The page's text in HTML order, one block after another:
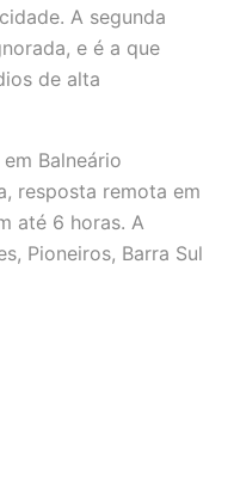
A segunda
e é a que
de alta
Balneário
resposta remota em
até 6 horas. A
Pioneiros, Barra Sul